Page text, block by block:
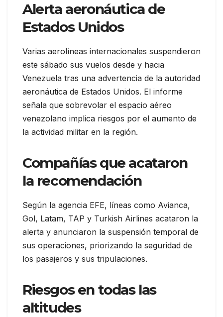
Alerta aeronáutica de
Estados Unidos
Varias aerolíneas internacionales suspendieron
este sábado sus vuelos desde y hacia
Venezuela tras una advertencia de la autoridad
aeronáutica de Estados Unidos. El informe
señala que sobrevolar el espacio aéreo
venezolano implica riesgos por el aumento de
la actividad militar en la región.
Compañías que acataron
la recomendación
Según la agencia EFE, líneas como Avianca,
Gol, Latam, TAP y Turkish Airlines acataron la
alerta y anunciaron la suspensión temporal de
sus operaciones, priorizando la seguridad de
los pasajeros y sus tripulaciones.
Riesgos en todas las
altitudes